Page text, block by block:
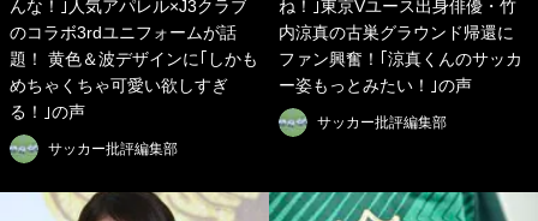
んな！｣人気アパレル×J3クラブ
のコラボ3rdユニフォームが話
題！ 黄色＆波デザインに｢しかも
めちゃくちゃ可愛い欲しすぎ
る！｣の声
サッカー批評編集部
ね！｣東京Vユース出身俳優・竹
内涼真の古巣グラウンド帰還に
ファン興奮！｢涼真くんのサッカ
ー姿もっとみたい！｣の声
サッカー批評編集部